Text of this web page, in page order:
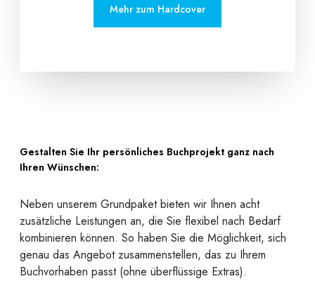
Mehr zum Hardcover
Gestalten Sie Ihr persönliches Buchprojekt ganz nach
Ihren Wünschen:
Neben unserem Grundpaket bieten wir Ihnen acht
zusätzliche Leistungen an, die Sie flexibel nach Bedarf
kombinieren können. So haben Sie die Möglichkeit, sich
genau das Angebot zusammenstellen, das zu Ihrem
Buchvorhaben passt (ohne überflüssige Extras).